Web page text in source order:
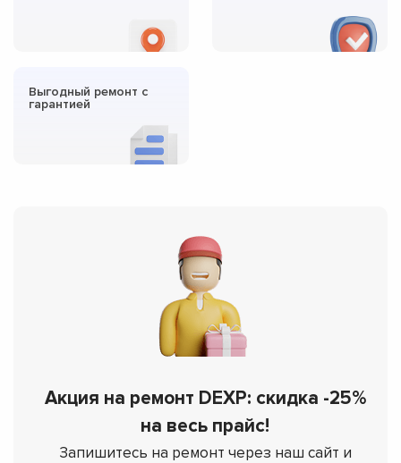
Выгодный ремонт с
гарантией
Акция на ремонт DEXP: скидка -25%
на весь прайс!
Запишитесь на ремонт через наш сайт и